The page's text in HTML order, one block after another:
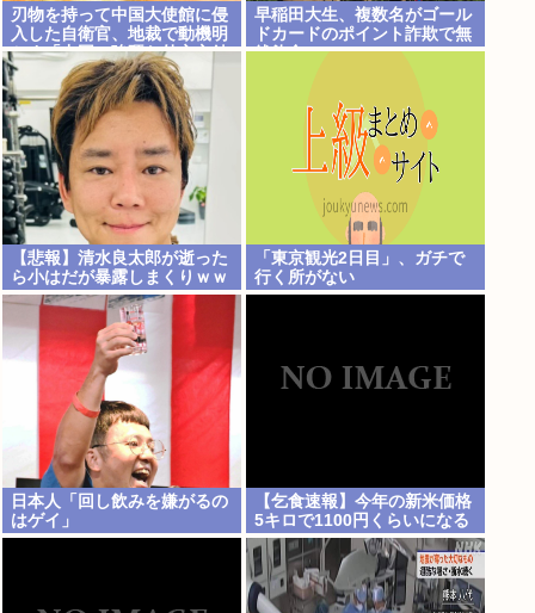
刃物を持って中国大使館に侵
入した自衛官、地裁で動機明
かす「中国の強硬な外交方針
を変えさせるため」
早稲田大生、複数名がゴール
ドカードのポイント詐欺で無
銭飲食
【悲報】清水良太郎が逝った
ら小はだが暴露しまくりｗｗ
ｗ
「東京観光2日目」、ガチで
行く所がない
日本人「回し飲みを嫌がるの
はゲイ」
【乞食速報】今年の新米価格
5キロで1100円くらいになる